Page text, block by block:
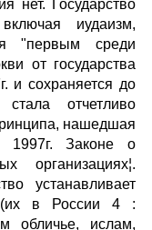
нет. Государство
иудаизм,
"первым среди
от государства
и сохраняется до
отчетливо
нашедшая
1997г. Законе о
организациях¦.
устанавливает
(их в России 4 :
обличье, ислам,